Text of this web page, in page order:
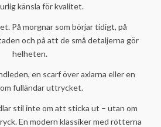
känsla för kvalitet.
På morgnar som börjar tidigt, på
och på att de små detaljerna gör
helheten.
en scarf över axlarna eller en
fulländar uttrycket.
stil inte om att sticka ut – utan om
En modern klassiker med rötterna